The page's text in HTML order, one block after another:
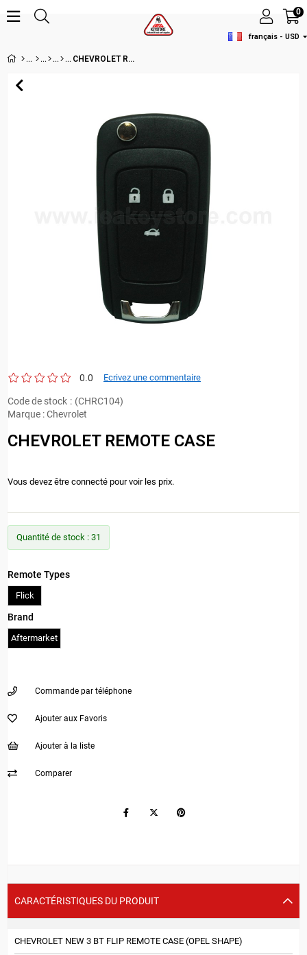
français - USD
0
CHEVROLET REMOTE CASE
0.0 Ecrivez une commentaire
Code de stock
(CHRC104)
Marque :Chevrolet
CHEVROLET REMOTE CASE
Vous devez être connecté pour voir les prix.
Quantité de stock : 31
Remote Types
Flick
Brand
Aftermarket
Commande par téléphone
Ajouter aux Favoris
Ajouter à la liste
Comparer
CARACTÉRISTIQUES DU PRODUIT
CHEVROLET NEW 3 BT FLIP REMOTE CASE (OPEL SHAPE)